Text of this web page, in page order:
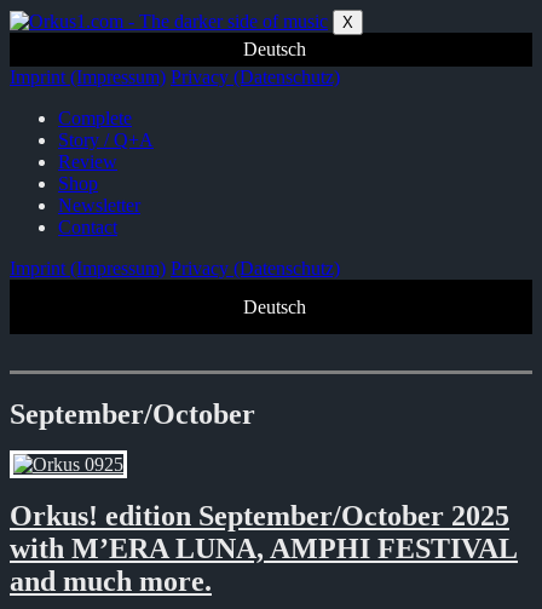
Zum
springen
X
Deutsch
Imprint (Impressum) Privacy (Datenschutz)
Complete
Story / Q+A
Review
Shop
Newsletter
Contact
Imprint (Impressum) Privacy (Datenschutz)
Deutsch
September/October
Orkus! edition September/October 2025
with M’ERA LUNA, AMPHI FESTIVAL
and much more.